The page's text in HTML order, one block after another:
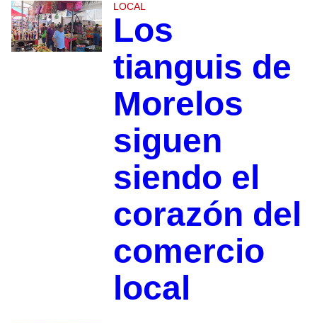
LOCAL
Los
tianguis de
Morelos
siguen
siendo el
corazón del
comercio
local